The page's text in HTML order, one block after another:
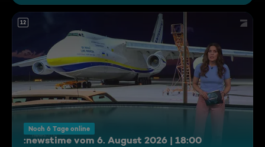
12
Noch 6 Tage online
:newstime vom 6. August 2026 | 18:00